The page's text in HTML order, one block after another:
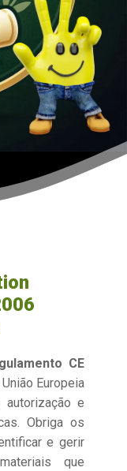
CE
Europeia
e
Obriga os
e gerir
que